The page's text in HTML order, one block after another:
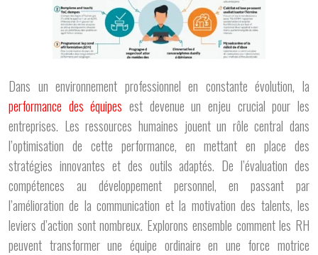
Dans un environnement professionnel en constante évolution, la
performance des équipes est devenue un enjeu crucial pour les
entreprises. Les ressources humaines jouent un rôle central dans
l’optimisation de cette performance, en mettant en place des
stratégies innovantes et des outils adaptés. De l’évaluation des
compétences au développement personnel, en passant par
l’amélioration de la communication et la motivation des talents, les
leviers d’action sont nombreux. Explorons ensemble comment les RH
peuvent transformer une équipe ordinaire en une force motrice